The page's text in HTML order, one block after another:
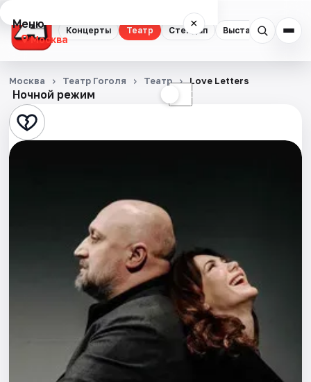
Концерты Театр Стендап Выставки
Меню ×
Москва
Концерты
Театр
Стендап
Площадки
Ночной режим ☾
Москва Театр Гоголя Театр Love Letters